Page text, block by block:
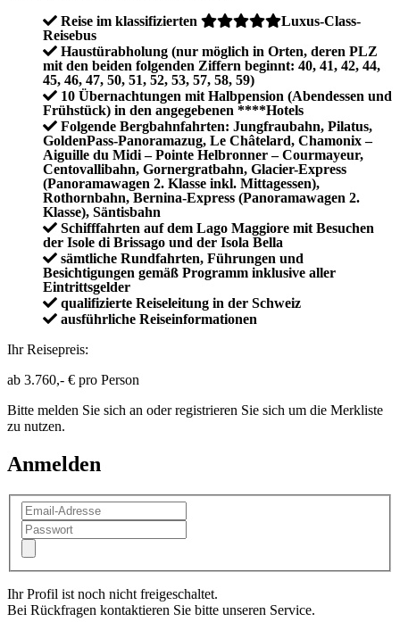
Reise im klassifizierten
Luxus-Class-
Reisebus
Haustürabholung (nur möglich in Orten, deren PLZ
mit den beiden folgenden Ziffern beginnt: 40, 41, 42, 44,
45, 46, 47, 50, 51, 52, 53, 57, 58, 59)
10 Übernachtungen mit Halbpension (Abendessen und
Frühstück) in den angegebenen ****Hotels
Folgende Bergbahnfahrten: Jungfraubahn, Pilatus,
GoldenPass-Panoramazug, Le Châtelard, Chamonix –
Aiguille du Midi – Pointe Helbronner – Courmayeur,
Centovallibahn, Gornergratbahn, Glacier-Express
(Panoramawagen 2. Klasse inkl. Mittagessen),
Rothornbahn, Bernina-Express (Panoramawagen 2.
Klasse), Säntisbahn
Schifffahrten auf dem Lago Maggiore mit Besuchen
der Isole di Brissago und der Isola Bella
sämtliche Rundfahrten, Führungen und
Besichtigungen gemäß Programm inklusive aller
Eintrittsgelder
qualifizierte Reiseleitung in der Schweiz
ausführliche Reiseinformationen
Ihr Reisepreis:
ab 3.760,- € pro Person
Bitte melden Sie sich an oder registrieren Sie sich um die Merkliste
zu nutzen.
Anmelden
Ihr Profil ist noch nicht freigeschaltet.
Bei Rückfragen kontaktieren Sie bitte unseren Service.